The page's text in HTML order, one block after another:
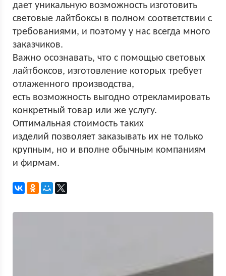
дает уникальную возможность изготовить
световые лайтбоксы в полном соответствии с
требованиями, и поэтому у нас всегда много
заказчиков.
Важно осознавать, что с помощью световых
лайтбоксов, изготовление которых требует
отлаженного производства,
есть возможность выгодно отрекламировать
конкретный товар или же услугу.
Оптимальная стоимость таких
изделий позволяет заказывать их не только
крупным, но и вполне обычным компаниям
и фирмам.